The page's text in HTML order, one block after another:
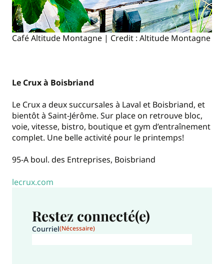
Café Altitude Montagne | Credit : Altitude Montagne
Le Crux à Boisbriand
Le Crux a deux succursales à Laval et Boisbriand, et
bientôt à Saint-Jérôme. Sur place on retrouve bloc,
voie, vitesse, bistro, boutique et gym d’entraînement
complet. Une belle activité pour le printemps!
95-A boul. des Entreprises, Boisbriand
lecrux.com
Restez connecté(e)
Courriel(Nécessaire)